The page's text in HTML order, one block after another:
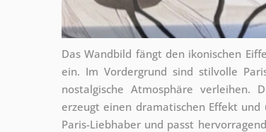
Das Wandbild fängt den ikonischen
ein. Im Vordergrund sind stilvolle
nostalgische Atmosphäre verleihen.
erzeugt einen dramatischen Effekt
Paris-Liebhaber und passt